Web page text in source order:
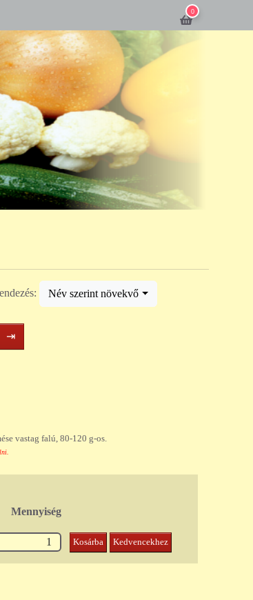
0
Név szerint növekvő
⇥Utolsó
oldal
vastag falú, 80-120 g-os.
Mennyiség
Kosárba Kedvencekhez